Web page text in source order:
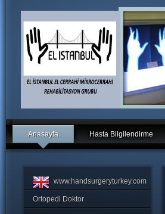
Anasayfa Hasta Bilgilendirme
www.handsurgeryturkey.com
Ortopedi Doktor